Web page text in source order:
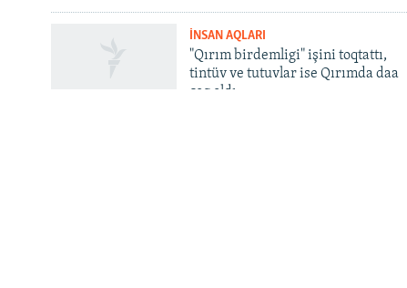
İNSAN AQLARI
"Qırım birdemligi" işini toqtattı,
tintüv ve tutuvlar ise Qırımda daa
çoq oldı